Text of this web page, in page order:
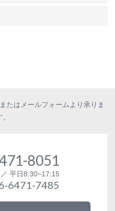
たはメールフォームより承りま
8051
平日8:30~17:15
6471-7485